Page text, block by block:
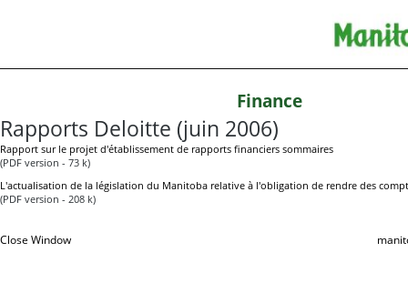
Finance
Rapports Deloitte (juin 2006)
Rapport sur le projet d'établissement de rapports financiers sommaires
(PDF version - 73 k)
L'actualisation de la législation du Manitoba relative à l'obligation de rendre des
(PDF version - 208 k)
Close Window